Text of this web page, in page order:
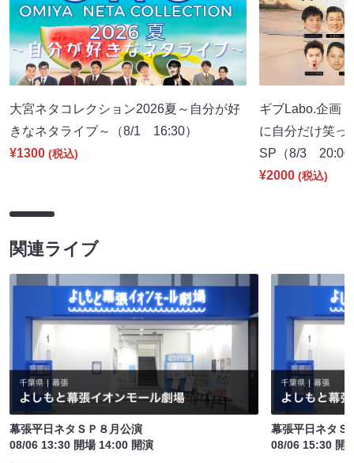
大宮ネタコレクション2026夏～自分が好
きなネタライブ～（8/1 16:30）
¥1300 (税込)
ギブLabo.企画
に自分だけ笑っ
SP（8/3 20:00
¥2000 (税込)
関連ライブ
幕張平日ネタＳＰ８月公演
08/06 13:30 開場 14:00 開演
幕張平日ネタＳ
08/06 15:30 開